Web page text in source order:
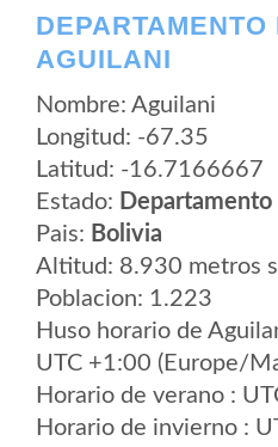
AGUILANI
Nombre: Aguilani
Longitud: -67.35
Latitud: -16.7166667
Estado: Departamento
Pais: Bolivia
Altitud: 8.930 metros
Poblacion: 1.223
Huso horario de
UTC +1:00 (Europe/
Horario de verano :
Horario de invierno :